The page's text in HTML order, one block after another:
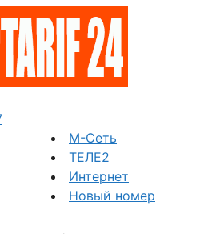
М-Сеть
ТЕЛЕ2
Интернет
Новый номер